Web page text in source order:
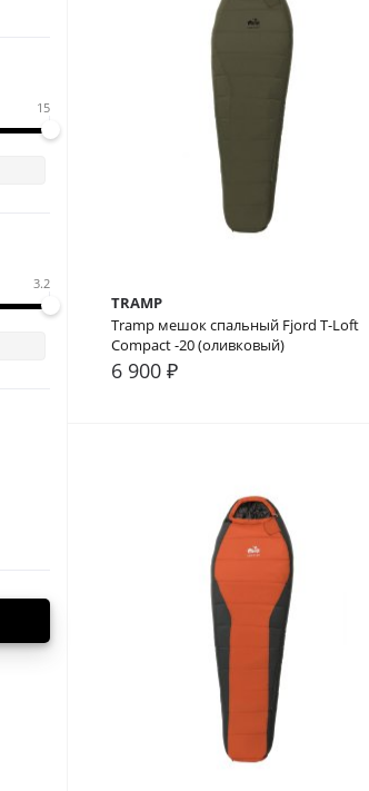
15
3.2
TRAMP
Tramp мешок спальный Fjord T-Loft
Compact -20 (оливковый)
6 900 ₽
В сравнение